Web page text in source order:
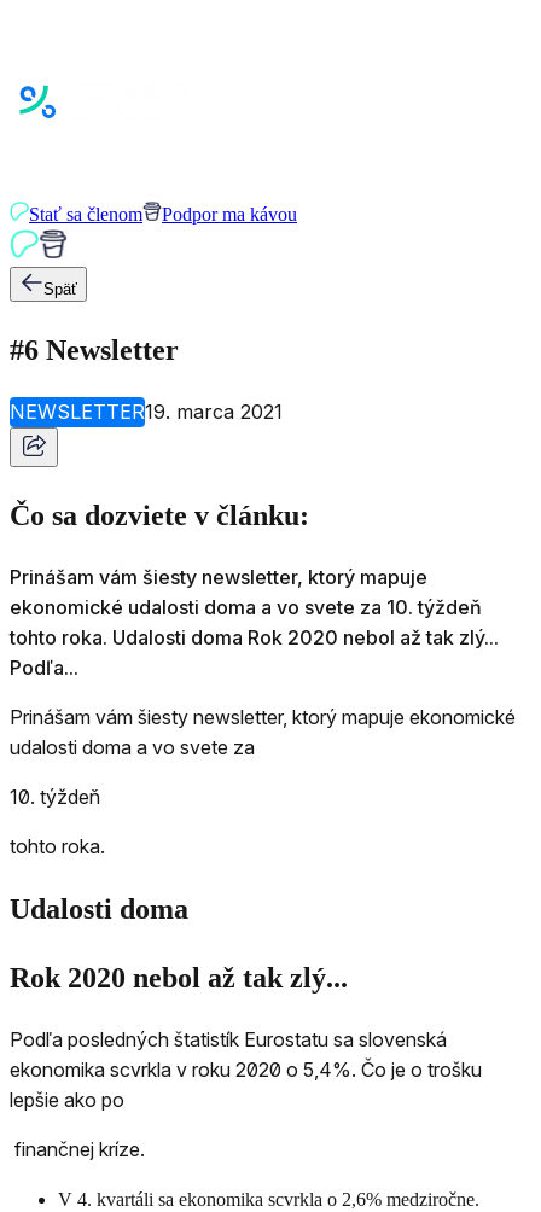
Stať sa členom Podpor ma kávou
Späť
#6 Newsletter
NEWSLETTER19. marca 2021
Čo sa dozviete v článku:
Prinášam vám šiesty newsletter, ktorý mapuje
ekonomické udalosti doma a vo svete za 10. týždeň
tohto roka. Udalosti doma Rok 2020 nebol až tak zlý...
Podľa...
Prinášam vám šiesty newsletter, ktorý mapuje ekonomické
udalosti doma a vo svete za
10. týždeň
tohto roka.
Udalosti doma
Rok 2020 nebol až tak zlý...
Podľa posledných štatistík Eurostatu sa slovenská
ekonomika scvrkla v roku 2020 o 5,4%. Čo je o trošku
lepšie ako po
finančnej kríze.
V 4. kvartáli sa ekonomika scvrkla o 2,6% medziročne.